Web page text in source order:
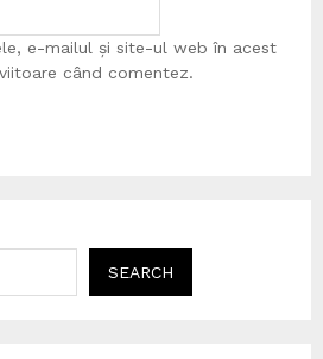
e-mailul și site-ul web în acest
când comentez.
SEARCH